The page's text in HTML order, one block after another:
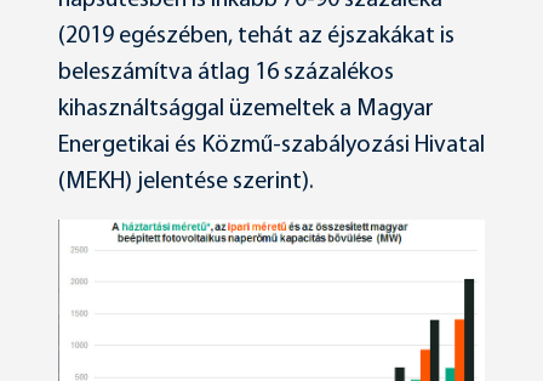
(2019 egészében, tehát az éjszakákat is
beleszámítva átlag 16 százalékos
kihasználtsággal üzemeltek a Magyar
Energetikai és Közmű-szabályozási Hivatal
(MEKH) jelentése szerint).